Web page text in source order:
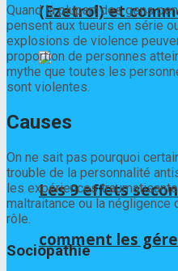
(Ezetrol) et
Les 9 effets
comment les
Quand la plupart des gens
pensent aux tueurs en série
explosions de violence
proportion de personnes
mythe que toutes les
sont violentes.
Causes
On ne sait pas pourquoi
trouble de la personnalité
les expériences
maltraitance ou la négligence
rôle.
Sociopathie